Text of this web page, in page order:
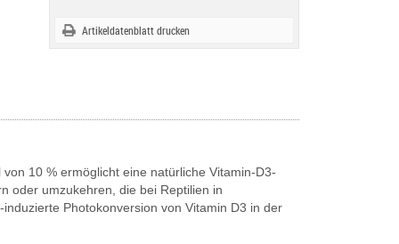
Artikeldatenblatt drucken
10 % ermöglicht eine natürliche Vitamin-D3-
oder umzukehren, die bei Reptilien in
Photokonversion von Vitamin D3 in der